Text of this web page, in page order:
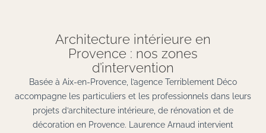
Architecture intérieure en
Provence : nos zones
d’intervention
Basée à Aix-en-Provence, l’agence Terriblement Déco
accompagne les particuliers et les professionnels dans leurs
projets d’architecture intérieure, de rénovation et de
décoration en Provence. Laurence Arnaud intervient